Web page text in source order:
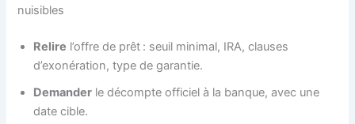
nuisibles
Relire l’offre de prêt : seuil minimal, IRA, clauses
d’exonération, type de garantie.
Demander le décompte officiel à la banque, avec une
date cible.